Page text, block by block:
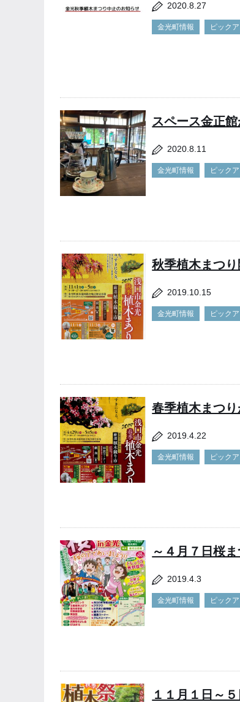
2020.8.27
金光町情報 ピック
スペース金正
2020.8.11
金光町情報 ピック
秋季植木まつり
2019.10.15
金光町情報 ピック
春季植木まつり
2019.4.22
金光町情報 ピック
～４月７日桜
2019.4.3
金光町情報 ピック
１１月１日～